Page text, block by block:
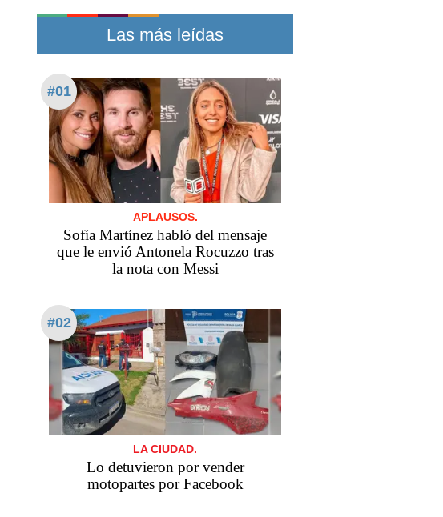
Las más leídas
#01
APLAUSOS.
Sofía Martínez habló del mensaje
que le envió Antonela Rocuzzo tras
la nota con Messi
#02
LA CIUDAD.
Lo detuvieron por vender
motopartes por Facebook